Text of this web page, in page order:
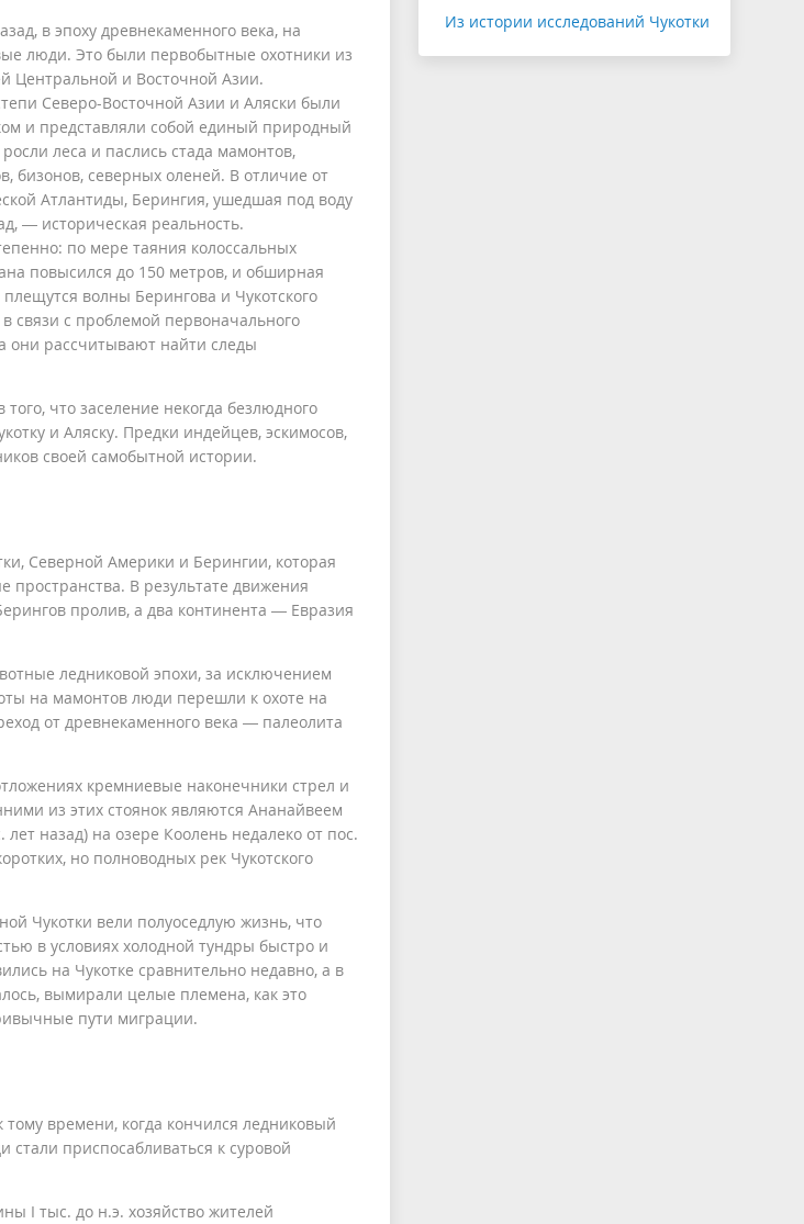
в эпоху древнекаменного века, на
люди. Это были первобытные охотники из
Центральной и Восточной Азии.
Северо-Восточной Азии и Аляски были
и представляли собой единый природный
леса и паслись стада мамонтов,
бизонов, северных оленей. В отличие от
Атлантиды, Берингия, ушедшая под воду
— историческая реальность.
по мере таяния колоссальных
повысился до 150 метров, и обширная
волны Берингова и Чукотского
связи с проблемой первоначального
они рассчитывают найти следы
что заселение некогда безлюдного
и Аляску. Предки индейцев, эскимосов,
своей самобытной истории.
Северной Америки и Берингии, которая
пространства. В результате движения
пролив, а два континента — Евразия
ледниковой эпохи, за исключением
на мамонтов люди перешли к охоте на
от древнекаменного века — палеолита
кремниевые наконечники стрел и
из этих стоянок являются Ананайвеем
назад) на озере Коолень недалеко от пос.
но полноводных рек Чукотского
Чукотки вели полуоседлую жизнь, что
в условиях холодной тундры быстро и
на Чукотке сравнительно недавно, а в
вымирали целые племена, как это
пути миграции.
времени, когда кончился ледниковый
приспосабливаться к суровой
I тыс. до н.э. хозяйство жителей
Из истории исследований Чукотки